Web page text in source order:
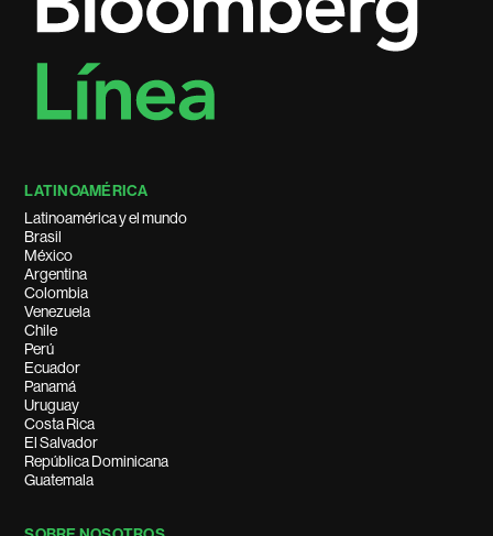
LATINOAMÉRICA
Latinoamérica y el mundo
Brasil
México
Argentina
Colombia
Venezuela
Chile
Perú
Ecuador
Panamá
Uruguay
Costa Rica
El Salvador
República Dominicana
Guatemala